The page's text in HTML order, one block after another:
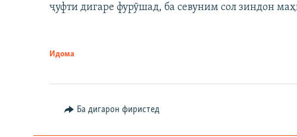
ҷуфти дигаре фурӯшад, ба севуним сол зиндон
Идома
Ба дигарон фиристед